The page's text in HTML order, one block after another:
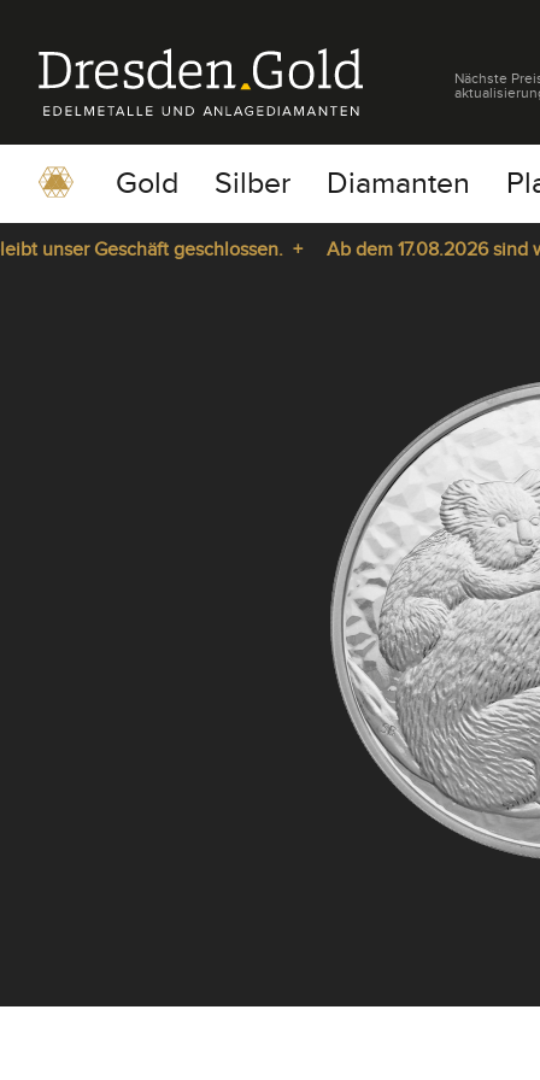
Nächste
Gold Silber Diamanten
Geschäft geschlossen. +
Ab dem 17.08.2026 sind wir